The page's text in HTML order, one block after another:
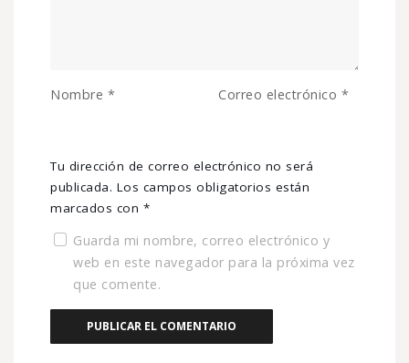
Tu dirección de correo electrónico no será
publicada. Los campos obligatorios están
marcados con *
Nombre * Correo electrónico *
Guarda mi nombre, correo electrónico y
web en este navegador para la próxima vez
que comente.